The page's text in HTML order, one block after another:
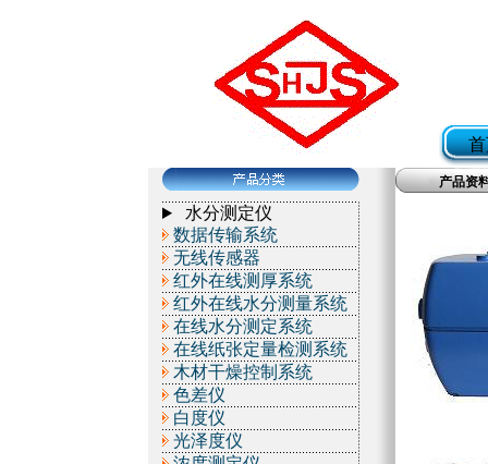
首
水分测定仪
数据传输系统
无线传感器
红外在线测厚系统
红外在线水分测量系统
在线水分测定系统
在线纸张定量检测系统
木材干燥控制系统
色差仪
白度仪
光泽度仪
产品资